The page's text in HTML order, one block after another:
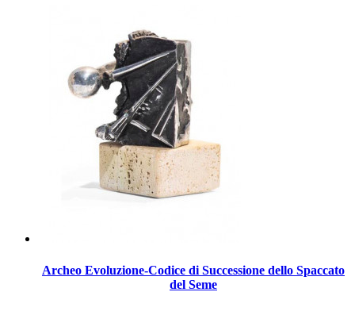
Archeo Evoluzione-Codice di Successione dello Spaccato
del Seme